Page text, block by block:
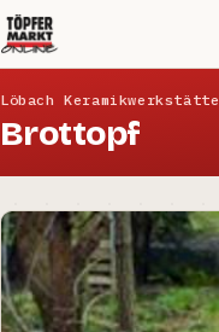
Löbach Keramikwerkstätte
Brottopf